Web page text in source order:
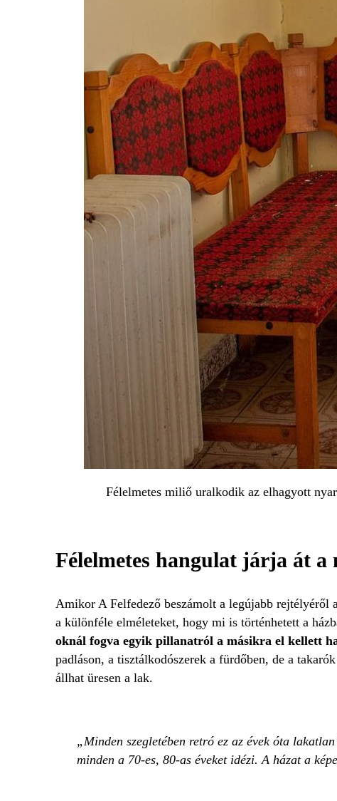
Félelmetes miliő uralkodik az elhagyott
Félelmetes hangulat járja át a
Amikor A Felfedező beszámolt a legújabb rejtélyéről
a különféle elméleteket, hogy mi is történhetett a
oknál fogva egyik pillanatról a másikra el kellett
padláson, a tisztálkodószerek a fürdőben, de a
állhat üresen a lak.
Minden szegletében retró ez az évek óta
minden a 70-es, 80-as éveket idézi. A házat a